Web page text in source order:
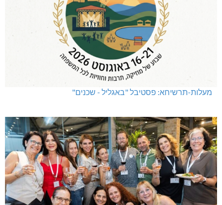
מעלות-תרשיחא: פסטיבל "באגליל - שכנים"